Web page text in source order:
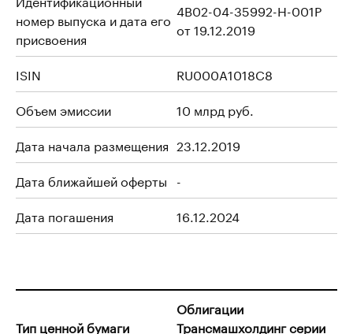
номер выпуска и дата его
присвоения
4B02-04-35992-H-001P
от 19.12.2019
ISIN
RU000A1018C8
Объем эмиссии
10 млрд руб.
Дата начала размещения 23.12.2019
Дата ближайшей оферты -
Дата погашения
16.12.2024
Тип ценной бумаги
Облигации
Трансмашхолдинг серии